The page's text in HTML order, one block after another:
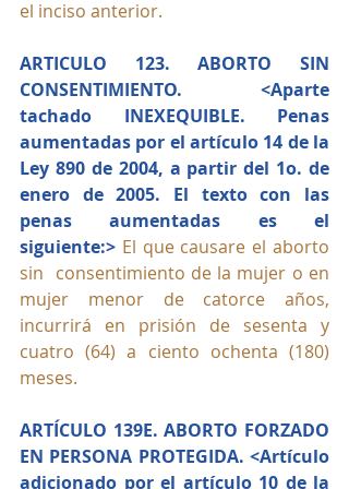
el inciso anterior.
ARTICULO 123. ABORTO SIN
CONSENTIMIENTO. <Aparte
tachado INEXEQUIBLE. Penas
aumentadas por el artículo 14 de la
Ley 890 de 2004, a partir del 1o. de
enero de 2005. El texto con las
penas aumentadas es el
siguiente:> El que causare el aborto
sin  consentimiento de la mujer o en
mujer menor de catorce años,
incurrirá en prisión de sesenta y
cuatro (64) a ciento ochenta (180)
meses.
ARTÍCULO 139E. ABORTO FORZADO
EN PERSONA PROTEGIDA. <Artículo
adicionado por el artículo 10 de la